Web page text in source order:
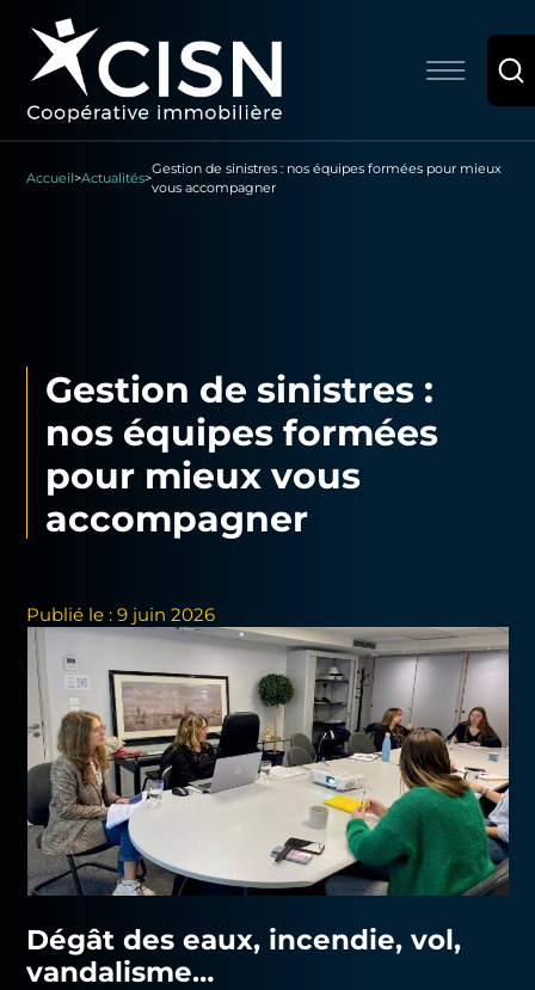
Accueil>Actualités>
Gestion de sinistres : nos équipes formées pour mieux
vous accompagner
Gestion de sinistres :
nos équipes formées
pour mieux vous
accompagner
Publié le : 9 juin 2026
Dégât des eaux, incendie, vol,
vandalisme…